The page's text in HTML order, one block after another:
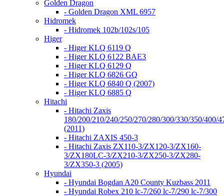
Golden Dragon
- Golden Dragon XML 6957
Hidromek
- Hidromek 102b/102s/105
Higer
- Higer KLQ 6119 Q
- Higer KLQ 6122 BAE3
- Higer KLQ 6129 Q
- Higer KLQ 6826 GQ
- Higer KLQ 6840 Q (2007)
- Higer KLQ 6885 Q
Hitachi
- Hitachi Zaxis
180/200/210/240/250/270/280/300/330/350/400/
(2011)
- Hitachi ZAXIS 450-3
- Hitachi Zaxis ZX110-3/ZX120-3/ZX160-
3/ZX180LC-3/ZX210-3/ZX250-3/ZX280-
3/ZX350-3 (2005)
Hyundai
- Hyundai Bogdan A20 County Kuzbass 2011
- Hyundai Robex 210 lc-7/260 lc-7/290 lc-7/300